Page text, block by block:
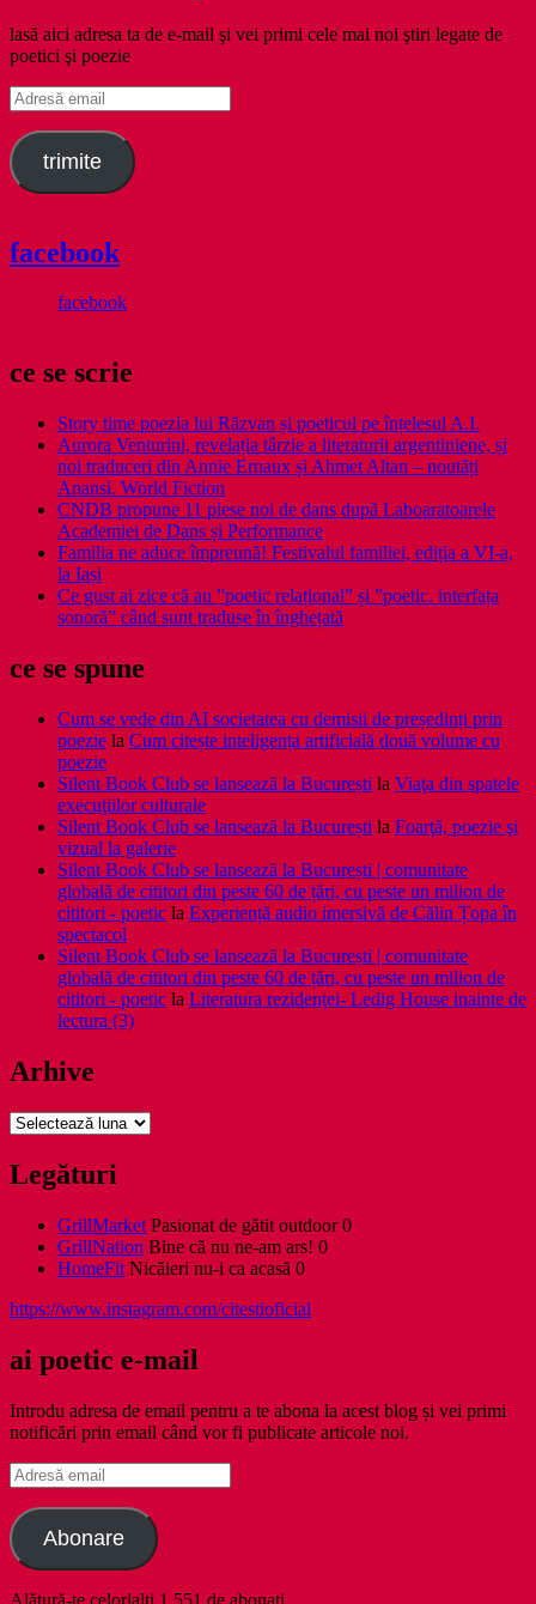
lasă aici adresa ta de e-mail şi vei primi cele mai noi ştiri legate de
poetici şi poezie
Adresă
email
trimite
facebook
facebook
ce se scrie
Story time poezia lui Răzvan și poeticul pe înțelesul A.I.
Aurora Venturini, revelația târzie a literaturii argentiniene, și
noi traduceri din Annie Ernaux și Ahmet Altan – noutăți
Anansi. World Fiction
CNDB propune 11 piese noi de dans după Laboaratoarele
Academiei de Dans și Performance
Familia ne aduce împreună! Festivalul familiei, ediția a VI-a,
la Iași
Ce gust ai zice că au ”poetic relațional” și ”poetic. interfața
sonoră” când sunt traduse în înghețată
ce se spune
Cum se vede din AI societatea cu demisii de președinți prin
poezie la Cum citește inteligența artificială două volume cu
poezie
Silent Book Club se lansează la București la Viaţa din spatele
execuţiilor culturale
Silent Book Club se lansează la București la Foarţă, poezie şi
vizual la galerie
Silent Book Club se lansează la București | comunitate
globală de cititori din peste 60 de țări, cu peste un milion de
cititori - poetic la Experiență audio imersivă de Călin Țopa în
spectacol
Silent Book Club se lansează la București | comunitate
globală de cititori din peste 60 de țări, cu peste un milion de
cititori - poetic la Literatura rezidenţei- Ledig House inainte de
lectura (3)
Arhive
Arhive
Legături
GrillMarket Pasionat de gătit outdoor 0
GrillNation Bine că nu ne-am ars! 0
HomeFit Nicăieri nu-i ca acasă 0
https://www.instagram.com/citestioficial
ai poetic e-mail
Introdu adresa de email pentru a te abona la acest blog și vei primi
notificări prin email când vor fi publicate articole noi.
Adresă
email
Abonare
Alătură-te celorlalți 1.551 de abonați.